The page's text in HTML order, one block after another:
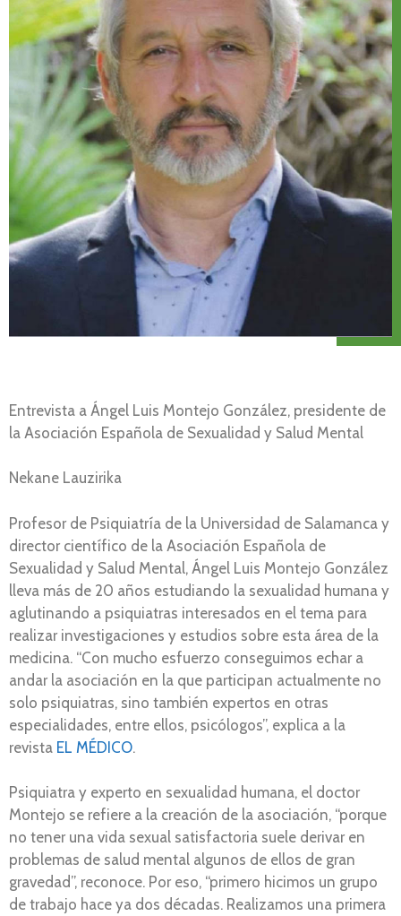
Entrevista a Ángel Luis Montejo González, presidente de
la Asociación Española de Sexualidad y Salud Mental
Nekane Lauzirika
Profesor de Psiquiatría de la Universidad de Salamanca y
director científico de la Asociación Española de
Sexualidad y Salud Mental, Ángel Luis Montejo González
lleva más de 20 años estudiando la sexualidad humana y
aglutinando a psiquiatras interesados en el tema para
realizar investigaciones y estudios sobre esta área de la
medicina. “Con mucho esfuerzo conseguimos echar a
andar la asociación en la que participan actualmente no
solo psiquiatras, sino también expertos en otras
especialidades, entre ellos, psicólogos”, explica a la
revista EL MÉDICO.
Psiquiatra y experto en sexualidad humana, el doctor
Montejo se refiere a la creación de la asociación, “porque
no tener una vida sexual satisfactoria suele derivar en
problemas de salud mental algunos de ellos de gran
gravedad”, reconoce. Por eso, “primero hicimos un grupo
de trabajo hace ya dos décadas. Realizamos una primera